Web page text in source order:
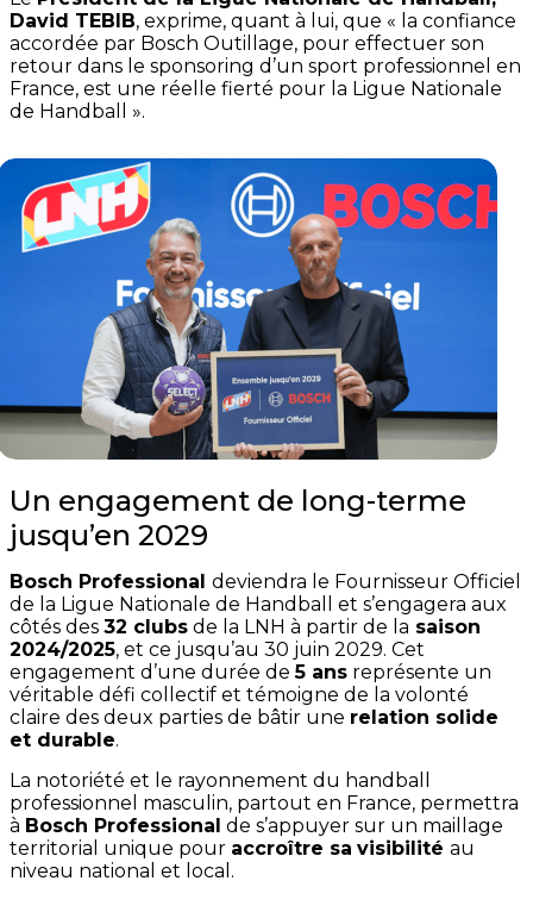
David TEBIB, exprime, quant à lui, que « la confiance
accordée par Bosch Outillage, pour effectuer son
retour dans le sponsoring d’un sport professionnel en
France, est une réelle fierté pour la Ligue Nationale
de Handball
».
Un engagement de long-terme
jusqu’en 2029
Bosch Professional deviendra le Fournisseur Officiel
de la Ligue Nationale de Handball et s’engagera aux
côtés des 32 clubs de la LNH à partir de la saison
2024/2025, et ce jusqu’au 30 juin 2029. Cet
engagement d’une durée de5 ans représente un
véritable défi collectif et témoigne de la volonté
claire des deux parties de bâtir une relation solide
et durable.
La notoriété et le rayonnement du handball
professionnel masculin, partout en France, permettra
à Bosch Professional de s’appuyer sur un maillage
territorial unique pour accroître sa visibilité au
niveau national et local.